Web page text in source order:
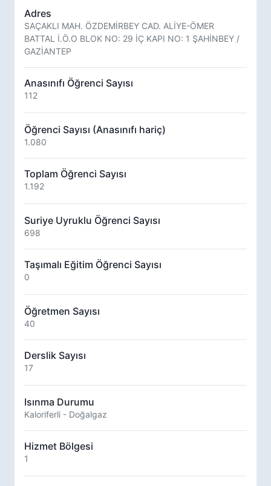
Adres
SAÇAKLI MAH. ÖZDEMİRBEY CAD. ALİYE-ÖMER
BATTAL İ.Ö.O BLOK NO: 29 İÇ KAPI NO: 1 ŞAHİNBEY /
GAZİANTEP
Anasınıfı Öğrenci Sayısı
112
Öğrenci Sayısı (Anasınıfı hariç)
1.080
Toplam Öğrenci Sayısı
1.192
Suriye Uyruklu Öğrenci Sayısı
698
Taşımalı Eğitim Öğrenci Sayısı
0
Öğretmen Sayısı
40
Derslik Sayısı
17
Isınma Durumu
Kaloriferli - Doğalgaz
Hizmet Bölgesi
1